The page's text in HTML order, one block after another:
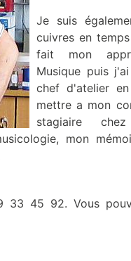
Je suis
cuivres en
fait mon
Musique puis
chef d'atelier
mettre a mon
stagiaire
mon
45 92. Vous